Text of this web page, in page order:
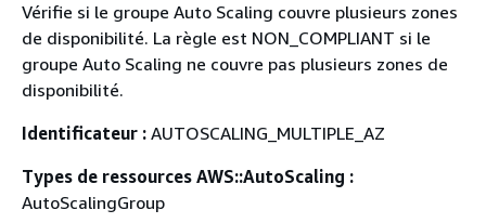
Vérifie si le groupe Auto Scaling couvre plusieurs zones
de disponibilité. La règle est NON_COMPLIANT si le
groupe Auto Scaling ne couvre pas plusieurs zones de
disponibilité.
Identificateur : AUTOSCALING_MULTIPLE_AZ
Types de ressources AWS::AutoScaling :
AutoScalingGroup